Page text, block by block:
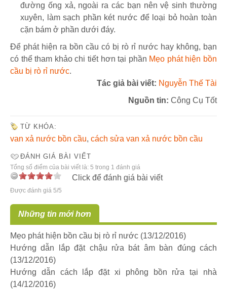
đường ống xả, ngoài ra các bạn nên vệ sinh thường
xuyên, làm sạch phần két nước để loại bỏ hoàn toàn
cặn bám ở phần dưới đáy.
Để phát hiện ra bồn cầu có bị rò rỉ nước hay không, bạn
có thể tham khảo chi tiết hơn tại phần Mẹo phát hiện bồn
cầu bị rò rỉ nước.
Tác giả bài viết: Nguyễn Thế Tài
Nguồn tin: Công Cụ Tốt
TỪ KHÓA:
van xả nước bồn cầu, cách sửa van xả nước bồn cầu
ĐÁNH GIÁ BÀI VIẾT
Tổng số điểm của bài viết là: 5 trong 1 đánh giá
Click để đánh giá bài viết
Được đánh giá 5/5
Những tin mới hơn
Mẹo phát hiện bồn cầu bị rò rỉ nước (13/12/2016)
Hướng dẫn lắp đặt chậu rửa bát âm bàn đúng cách
(13/12/2016)
Hướng dẫn cách lắp đặt xi phông bồn rửa tại nhà
(14/12/2016)